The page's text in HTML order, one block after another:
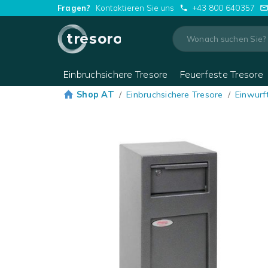
Fragen? Kontaktieren Sie uns +43 800 640357
tresoro
Einbruchsichere Tresore Feuerfeste Tresore
Shop AT / Einbruchsichere Tresore /